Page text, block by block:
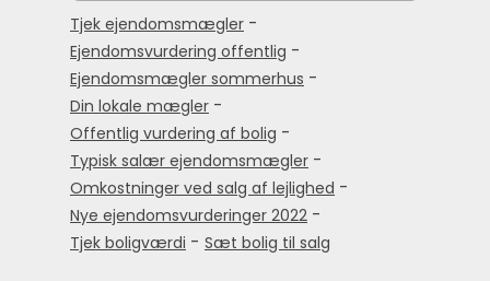
Tjek ejendomsmægler -
Ejendomsvurdering offentlig -
Ejendomsmægler sommerhus -
Din lokale mægler -
Offentlig vurdering af bolig -
Typisk salær ejendomsmægler -
Omkostninger ved salg af lejlighed -
Nye ejendomsvurderinger 2022 -
Tjek boligværdi - Sæt bolig til salg